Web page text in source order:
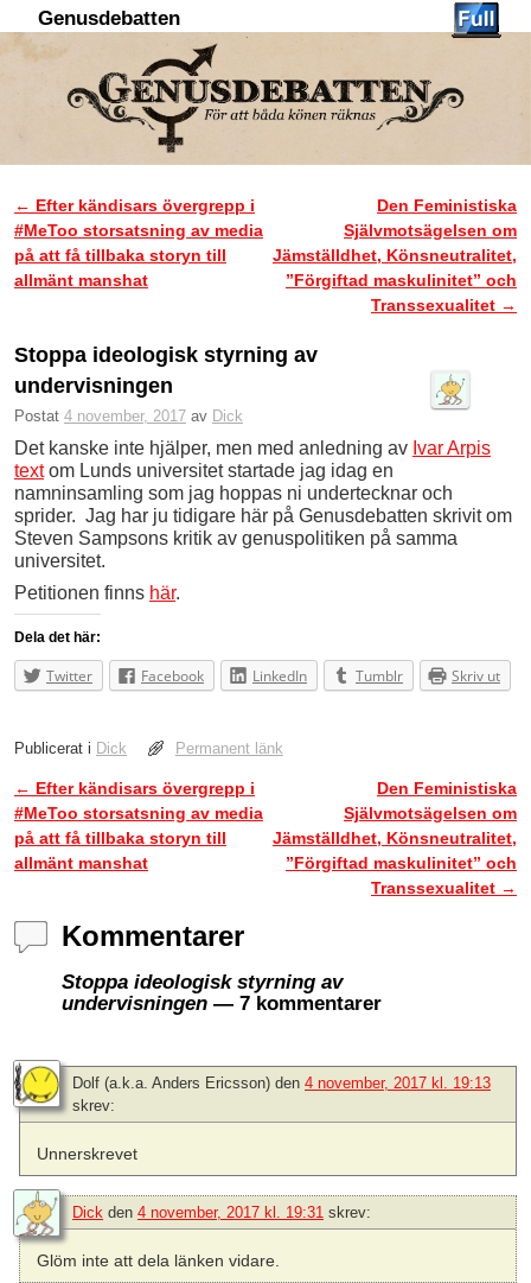
Genusdebatten
Inläggsnavigering
← Efter kändisars övergrepp i
#MeToo storsatsning av media
på att få tillbaka storyn till
allmänt manshat
Den Feministiska
Självmotsägelsen om
Jämställdhet, Könsneutralitet,
”Förgiftad maskulinitet” och
Transsexualitet →
Stoppa ideologisk styrning av
undervisningen
Postat 4 november, 2017 av Dick
Det kanske inte hjälper, men med anledning av Ivar Arpis
textom Lunds universitet startade jag idag en
namninsamling som jag hoppas ni undertecknar och
sprider. Jag har ju tidigare här på Genusdebatten skrivit om
Steven Sampsons kritik av genuspolitiken på samma
universitet.
Petitionen finns här.
Dela det här:
Twitter Facebook LinkedIn Tumblr Skriv ut
Publicerat i Dick Permanent länk
Inläggsnavigering
← Efter kändisars övergrepp i
#MeToo storsatsning av media
på att få tillbaka storyn till
allmänt manshat
Den Feministiska
Självmotsägelsen om
Jämställdhet, Könsneutralitet,
”Förgiftad maskulinitet” och
Transsexualitet →
Kommentarer
Stoppa ideologisk styrning av
undervisningen — 7 kommentarer
Dolf (a.k.a. Anders Ericsson) den 4 november, 2017 kl. 19:13
skrev:
Unnerskrevet
Dick den 4 november, 2017 kl. 19:31 skrev:
Glöm inte att dela länken vidare.